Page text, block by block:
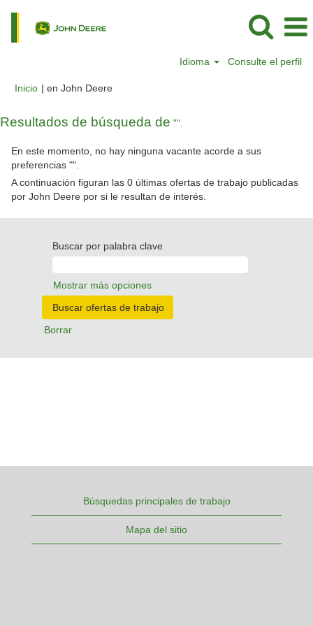
Idioma Consulte el perfil
Inicio | en John Deere(página
Resultados de búsqueda de "".
En este momento, no hay ninguna vacante acorde a sus
preferencias "".
A continuación figuran las 0 últimas ofertas de trabajo publicadas
por John Deere por si le resultan de interés.
Buscar por palabra clave
Mostrar más opciones
Borrar
Búsquedas principales de trabajo
Mapa del sitio